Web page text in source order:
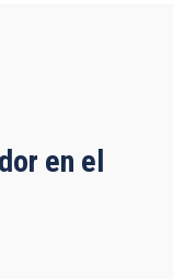
en el